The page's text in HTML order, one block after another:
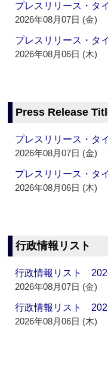
プレスリリース・タ
2026年08月07日 (金)
プレスリリース・タ
2026年08月06日 (木)
Press Release
プレスリリース・タ
2026年08月07日 (金)
プレスリリース・タ
2026年08月06日 (木)
行政情報リスト
行政情報リスト
2026年08月07日 (金)
行政情報リスト
2026年08月06日 (木)